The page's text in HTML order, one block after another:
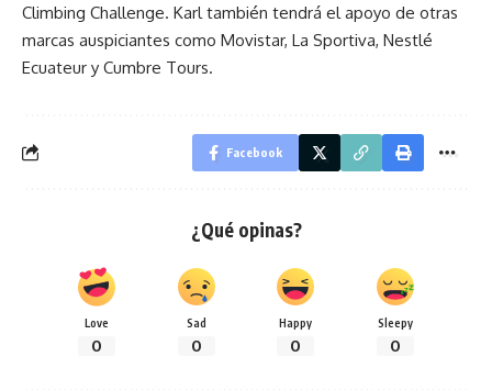
Climbing Challenge. Karl también tendrá el apoyo de otras
marcas auspiciantes como Movistar, La Sportiva, Nestlé
Ecuateur y Cumbre Tours.
Facebook
¿Qué opinas?
Love
0
Sad
0
Happy
0
Sleepy
0